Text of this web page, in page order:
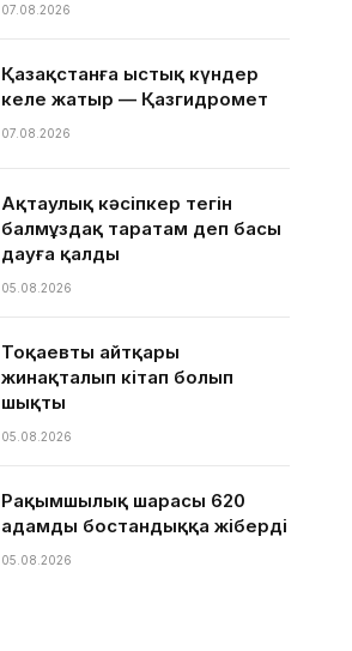
07.08.2026
Қазақстанға ыстық күндер
келе жатыр — Қазгидромет
07.08.2026
Ақтаулық кәсіпкер тегін
балмұздақ таратам деп басы
дауға қалды
05.08.2026
Тоқаевтың айтқары
жинақталып кітап болып
шықты
05.08.2026
Рақымшылық шарасы 620
адамды бостандыққа жіберді
05.08.2026